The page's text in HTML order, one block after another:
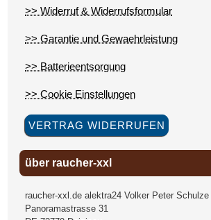
>> Widerruf & Widerrufsformular
>> Garantie und Gewaehrleistung
>> Batterieentsorgung
>> Cookie Einstellungen
VERTRAG WIDERRUFEN
über raucher-xxl
raucher-xxl.de alektra24 Volker Peter Schulze
Panoramastrasse 31